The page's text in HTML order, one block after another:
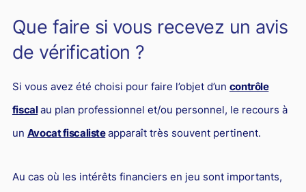
Que faire si vous recevez un avis
de vérification ?
Si vous avez été choisi pour faire l’objet d’un contrôle
fiscalau plan professionnel et/ou personnel, le recours à
un Avocat fiscalisteapparaît très souvent pertinent.
Au cas où les intérêts financiers en jeu sont importants,